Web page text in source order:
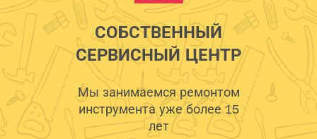
СОБСТВЕННЫЙ
СЕРВИСНЫЙ ЦЕНТР
Мы занимаемся ремонтом
инструмента уже более 15
лет